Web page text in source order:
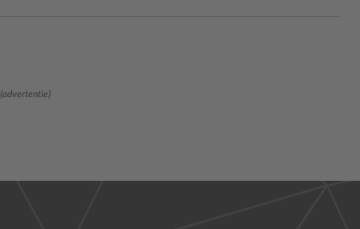
(advertentie)